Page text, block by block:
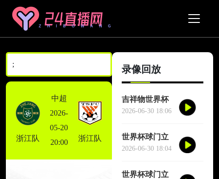
;
浙江队
中超
2026-
05-20
20:00
浙江队
录像回放
吉祥物世界杯
场边跳舞干扰
2026-06-30 18:06
世界杯球门立
柱三次救险
2026-06-30 18:04
世界杯球门立